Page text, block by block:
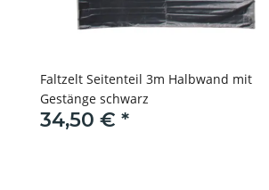
Faltzelt Seitenteil 3m Halbwand mit
Gestänge schwarz
34,50 € *